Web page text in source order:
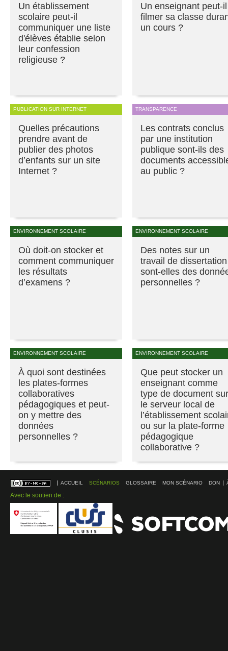
Un établissement
scolaire peut-il
communiquer une liste
d'élèves établie selon
leur confession
religieuse ?
Un enseignant peut-il
filmer sa classe
un cours ?
PUBLICATION SUR INTERNET
Quelles précautions
prendre avant de
publier des photos
d’enfants sur un site
Internet ?
TRANSPARENCE
Les contrats conclus
par une institution
publique sont-ils des
documents
au public ?
ENVIRONNEMENT SCOLAIRE
Où doit-on stocker et
comment communiquer
les résultats
d’examens ?
ENVIRONNEMENT SCOLAIRE
Des notes sur un
travail de dissertation
sont-elles des
personnelles ?
ENVIRONNEMENT SCOLAIRE
À quoi sont destinées
les plates-formes
collaboratives
pédagogiques et peut-
on y mettre des
données
personnelles ?
ENVIRONNEMENT SCOLAIRE
Que peut stocker un
enseignant comme
type de document sur
le serveur local de
l’établissement
ou sur la plate-forme
pédagogique
collaborative ?
ACCUEIL SCÉNARIOS GLOSSAIRE MON SCÉNARIO DON
Avec le soutien de :